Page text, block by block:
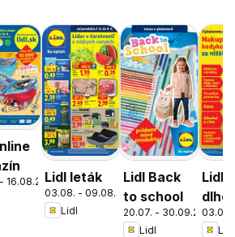
16.08.2026Lidl leták
03.08. - 09.08.2026
Lidl
Lidl Back
to school
20.07. - 30.09.2026
Lidl
Lidl
03.07.
Lidl